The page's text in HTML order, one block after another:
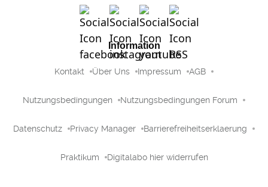
Information
Kontakt Über Uns Impressum AGB
Nutzungsbedingungen Nutzungsbedingungen Forum
Datenschutz Privacy Manager Barrierefreiheitserklaerung
Praktikum Digitalabo hier widerrufen